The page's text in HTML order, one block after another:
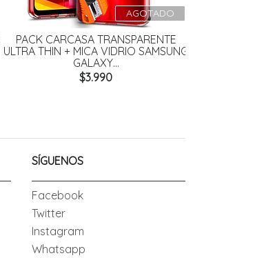
AGOTADO
PACK CARCASA TRANSPARENTE
ULTRA THIN + MICA VIDRIO SAMSUNG
GALAXY...
$3.990
SÍGUENOS
Facebook
Twitter
Instagram
Whatsapp